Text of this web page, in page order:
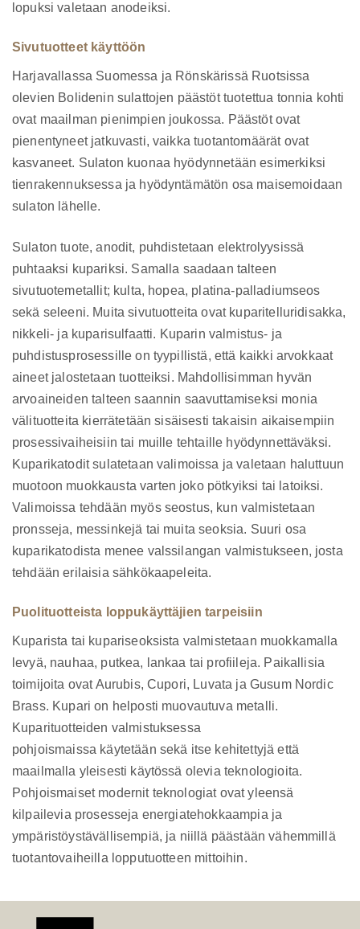
lopuksi valetaan anodeiksi.
Sivutuotteet käyttöön
Harjavallassa Suomessa ja Rönskärissä Ruotsissa
olevien Bolidenin sulattojen päästöt tuotettua tonnia kohti
ovat maailman pienimpien joukossa. Päästöt ovat
pienentyneet jatkuvasti, vaikka tuotantomäärät ovat
kasvaneet. Sulaton kuonaa hyödynnetään esimerkiksi
tienrakennuksessa ja hyödyntämätön osa maisemoidaan
sulaton lähelle.
Sulaton tuote, anodit, puhdistetaan elektrolyysissä
puhtaaksi kupariksi. Samalla saadaan talteen
sivutuotemetallit; kulta, hopea, platina-palladiumseos
sekä seleeni. Muita sivutuotteita ovat kuparitelluridisakka,
nikkeli- ja kuparisulfaatti. Kuparin valmistus- ja
puhdistusprosessille on tyypillistä, että kaikki arvokkaat
aineet jalostetaan tuotteiksi. Mahdollisimman hyvän
arvoaineiden talteen saannin saavuttamiseksi monia
välituotteita kierrätetään sisäisesti takaisin aikaisempiin
prosessivaiheisiin tai muille tehtaille hyödynnettäväksi.
Kuparikatodit sulatetaan valimoissa ja valetaan haluttuun
muotoon muokkausta varten joko pötkyiksi tai latoiksi.
Valimoissa tehdään myös seostus, kun valmistetaan
pronsseja, messinkejä tai muita seoksia. Suuri osa
kuparikatodista menee valssilangan valmistukseen, josta
tehdään erilaisia sähkökaapeleita.
Puolituotteista loppukäyttäjien tarpeisiin
Kuparista tai kupariseoksista valmistetaan muokkamalla
levyä, nauhaa, putkea, lankaa tai profiileja. Paikallisia
toimijoita ovat Aurubis, Cupori, Luvata ja Gusum Nordic
Brass. Kupari on helposti muovautuva metalli.
Kuparituotteiden valmistuksessa
pohjoismaissa käytetään sekä itse kehitettyjä että
maailmalla yleisesti käytössä olevia teknologioita.
Pohjoismaiset modernit teknologiat ovat yleensä
kilpailevia prosesseja energiatehokkaampia ja
ympäristöystävällisempiä, ja niillä päästään vähemmillä
tuotantovaiheilla lopputuotteen mittoihin.